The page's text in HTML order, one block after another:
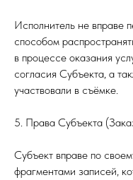
Исполнитель не вправе
способом
в процессе оказания
согласия Субъекта, а
участвовали в съёмке.
5. Права Субъекта
Субъект вправе по
фрагментами записей,